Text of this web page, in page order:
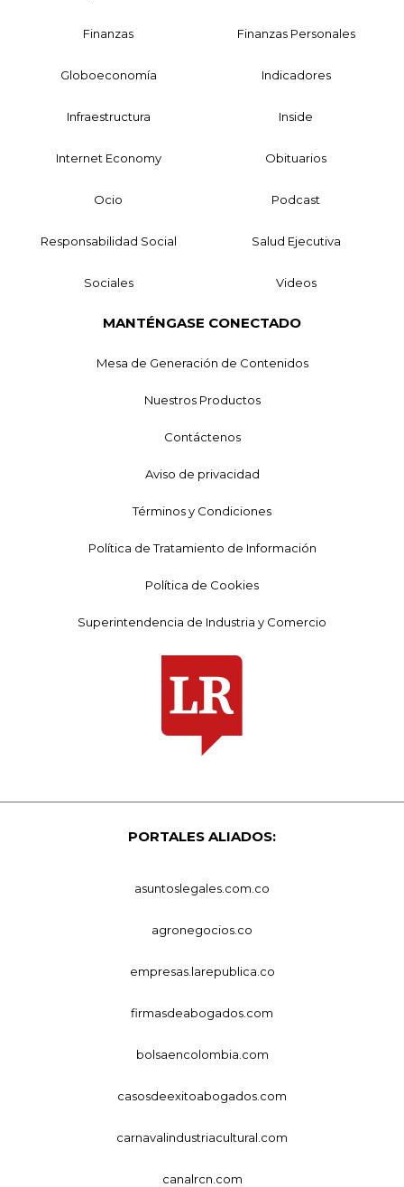
Finanzas Finanzas Personales
Globoeconomía Indicadores
Infraestructura Inside
Internet Economy Obituarios
Ocio Podcast
Responsabilidad Social Salud Ejecutiva
Sociales Videos
MANTÉNGASE CONECTADO
Mesa de Generación de Contenidos
Nuestros Productos
Contáctenos
Aviso de privacidad
Términos y Condiciones
Política de Tratamiento de Información
Política de Cookies
Superintendencia de Industria y Comercio
PORTALES ALIADOS:
asuntoslegales.com.co
agronegocios.co
empresas.larepublica.co
firmasdeabogados.com
bolsaencolombia.com
casosdeexitoabogados.com
carnavalindustriacultural.com
canalrcn.com